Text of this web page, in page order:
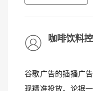
咖啡饮料控
谷歌广告的插播广
现精准投放。论据